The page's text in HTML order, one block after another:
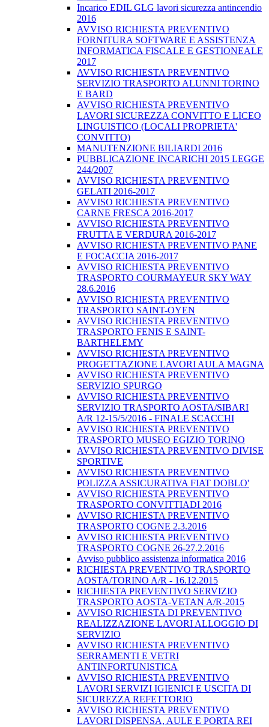
Incarico EDIL GLG lavori sicurezza antincendio
2016
AVVISO RICHIESTA PREVENTIVO
FORNITURA SOFTWARE E ASSISTENZA
INFORMATICA FISCALE E GESTIONEALE
2017
AVVISO RICHIESTA PREVENTIVO
SERVIZIO TRASPORTO ALUNNI TORINO
E BARD
AVVISO RICHIESTA PREVENTIVO
LAVORI SICUREZZA CONVITTO E LICEO
LINGUISTICO (LOCALI PROPRIETA'
CONVITTO)
MANUTENZIONE BILIARDI 2016
PUBBLICAZIONE INCARICHI 2015 LEGGE
244/2007
AVVISO RICHIESTA PREVENTIVO
GELATI 2016-2017
AVVISO RICHIESTA PREVENTIVO
CARNE FRESCA 2016-2017
AVVISO RICHIESTA PREVENTIVO
FRUTTA E VERDURA 2016-2017
AVVISO RICHIESTA PREVENTIVO PANE
E FOCACCIA 2016-2017
AVVISO RICHIESTA PREVENTIVO
TRASPORTO COURMAYEUR SKY WAY
28.6.2016
AVVISO RICHIESTA PREVENTIVO
TRASPORTO SAINT-OYEN
AVVISO RICHIESTA PREVENTIVO
TRASPORTO FENIS E SAINT-
BARTHELEMY
AVVISO RICHIESTA PREVENTIVO
PROGETTAZIONE LAVORI AULA MAGNA
AVVISO RICHIESTA PREVENTIVO
SERVIZIO SPURGO
AVVISO RICHIESTA PREVENTIVO
SERVIZIO TRASPORTO AOSTA/SIBARI
A/R 12-15/5/2016 - FINALE SCACCHI
AVVISO RICHIESTA PREVENTIVO
TRASPORTO MUSEO EGIZIO TORINO
AVVISO RICHIESTA PREVENTIVO DIVISE
SPORTIVE
AVVISO RICHIESTA PREVENTIVO
POLIZZA ASSICURATIVA FIAT DOBLO'
AVVISO RICHIESTA PREVENTIVO
TRASPORTO CONVITTIADI 2016
AVVISO RICHIESTA PREVENTIVO
TRASPORTO COGNE 2.3.2016
AVVISO RICHIESTA PREVENTIVO
TRASPORTO COGNE 26-27.2.2016
Avviso pubblico assistenza informatica 2016
RICHIESTA PREVENTIVO TRASPORTO
AOSTA/TORINO A/R - 16.12.2015
RICHIESTA PREVENTIVO SERVIZIO
TRASPORTO AOSTA-VETAN A/R-2015
AVVISO RICHIESTA DI PREVENTIVO
REALIZZAZIONE LAVORI ALLOGGIO DI
SERVIZIO
AVVISO RICHIESTA PREVENTIVO
SERRAMENTI E VETRI
ANTINFORTUNISTICA
AVVISO RICHIESTA PREVENTIVO
LAVORI SERVIZI IGIENICI E USCITA DI
SICUREZZA REFETTORIO
AVVISO RICHIESTA PREVENTIVO
LAVORI DISPENSA, AULE E PORTA REI